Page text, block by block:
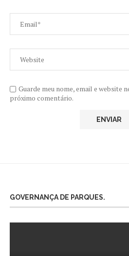
Guarde meu nome, email e website
próximo comentário.
GOVERNANÇA DE PARQUES.